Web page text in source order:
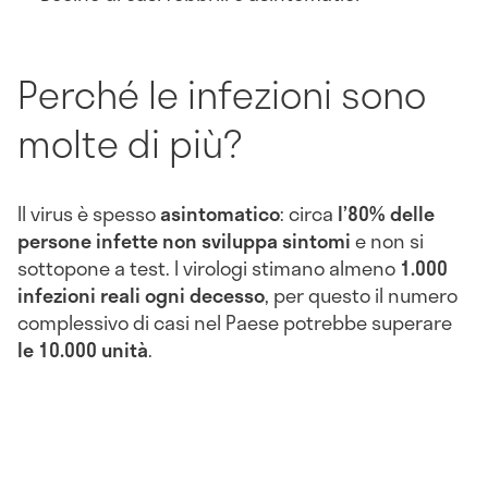
Perché le infezioni sono
molte di più?
Il virus è spessoasintomatico: circa l’80% delle
persone infette non sviluppa sintomie non si
sottopone a test. I virologi stimano almeno 1.000
infezioni reali ogni decesso, per questo il numero
complessivo di casi nel Paese potrebbe superare
le 10.000 unità.